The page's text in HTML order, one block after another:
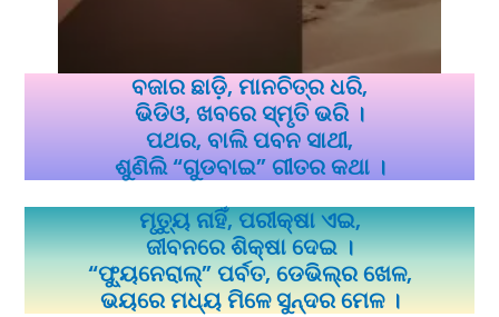
ବଜାର ଛାଡ଼ି, ମାନଚିତ୍ର ଧରି,
ଭିଡିଓ, ଖବରେ ସ୍ମୃତି ଭରି ।
ପଥର, ବାଲି ପବନ ସାଥୀ,
ଶୁଣିଲି “ଗୁଡବାଇ” ଗୀତର କଥା ।
ମୃତ୍ୟୁ ନାହିଁ, ପରୀକ୍ଷା ଏଇ,
ଜୀବନରେ ଶିକ୍ଷା ଦେଇ ।
“ଫ୍ୟୁନେରାଲ୍” ପର୍ବତ, ଡେଭିଲ୍ର ଖେଳ,
ଭୟରେ ମଧ୍ୟ ମିଳେ ସୁନ୍ଦର ମେଳ ।